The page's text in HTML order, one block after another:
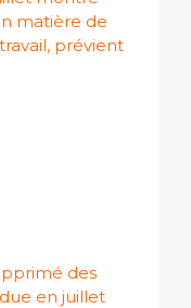
matière de
prévient
des
en juillet